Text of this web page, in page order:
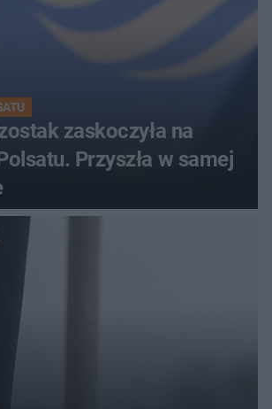
zaskoczyła na
Przyszła w samej